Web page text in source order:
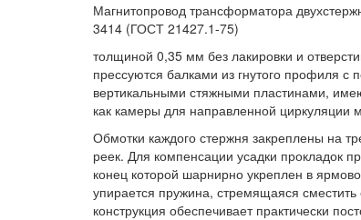
Магнитопровод трансформатора
3414 (ГОСТ 21427.1-75)
толщиной 0,35 мм без лакировки и
прессуются балками из гнутого профиля
вертикальными стяжными пластинами,
как камеры для направленной циркуляции
Обмотки каждого стержня закреплены на
реек. Для компенсации усадки прокладок
конец которой шарнирно укреплен в
упирается пружина, стремящаяся
конструкция обеспечивает практически